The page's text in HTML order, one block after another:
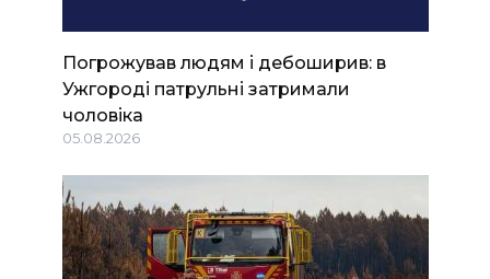
Погрожував людям і дебоширив: в
Ужгороді патрульні затримали
чоловіка
05.08.2026